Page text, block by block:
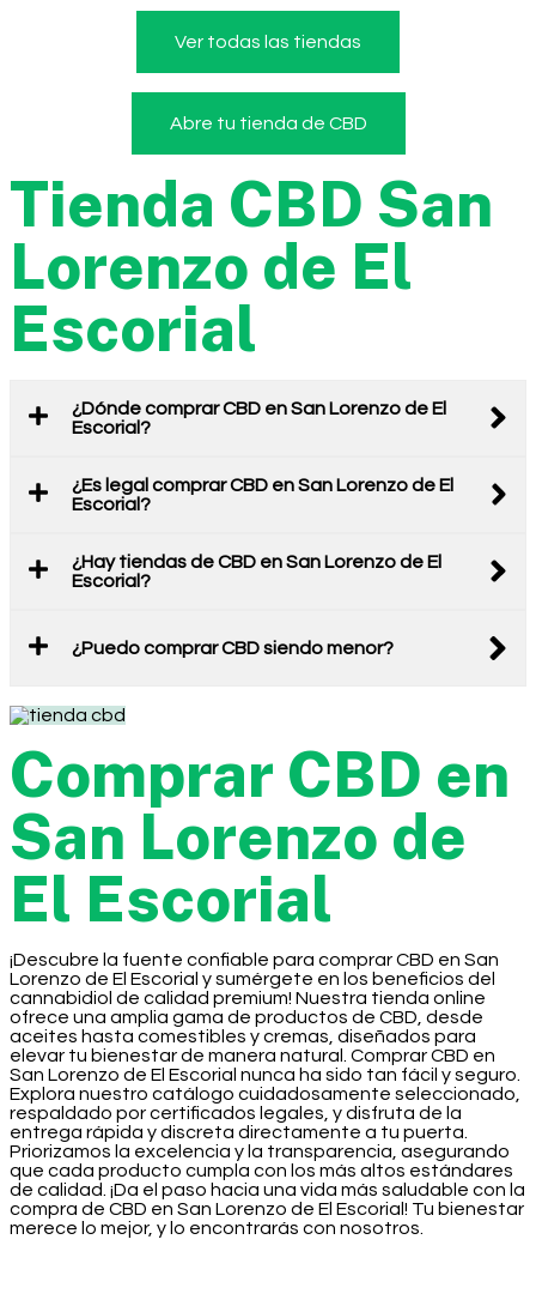
Ver todas las tiendas
Abre tu tienda de CBD
Tienda CBD San
Lorenzo de El
Escorial
¿Dónde comprar CBD en San Lorenzo de El
Escorial?
¿Es legal comprar CBD en San Lorenzo de El
Escorial?
¿Hay tiendas de CBD en San Lorenzo de El
Escorial?
¿Puedo comprar CBD siendo menor?
Comprar CBD en
San Lorenzo de
El Escorial
¡Descubre la fuente confiable para comprar CBD en San
Lorenzo de El Escorial y sumérgete en los beneficios del
cannabidiol de calidad premium! Nuestra tienda online
ofrece una amplia gama de productos de CBD, desde
aceites hasta comestibles y cremas, diseñados para
elevar tu bienestar de manera natural. Comprar CBD en
San Lorenzo de El Escorial nunca ha sido tan fácil y seguro.
Explora nuestro catálogo cuidadosamente seleccionado,
respaldado por certificados legales, y disfruta de la
entrega rápida y discreta directamente a tu puerta.
Priorizamos la excelencia y la transparencia, asegurando
que cada producto cumpla con los más altos estándares
de calidad. ¡Da el paso hacia una vida más saludable con la
compra de CBD en San Lorenzo de El Escorial! Tu bienestar
merece lo mejor, y lo encontrarás con nosotros.